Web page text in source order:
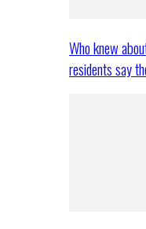
Who knew
residents say